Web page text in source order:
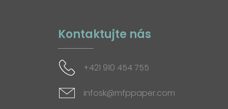
Kontaktujte nás
+421 910 454 755
infosk@mfppaper.com